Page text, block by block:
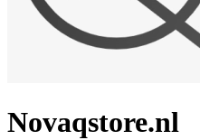
Novaqstore.nl